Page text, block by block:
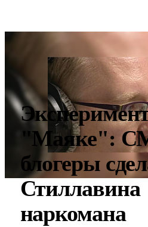
"Маяке":
блогеры
Стиллавина
наркомана